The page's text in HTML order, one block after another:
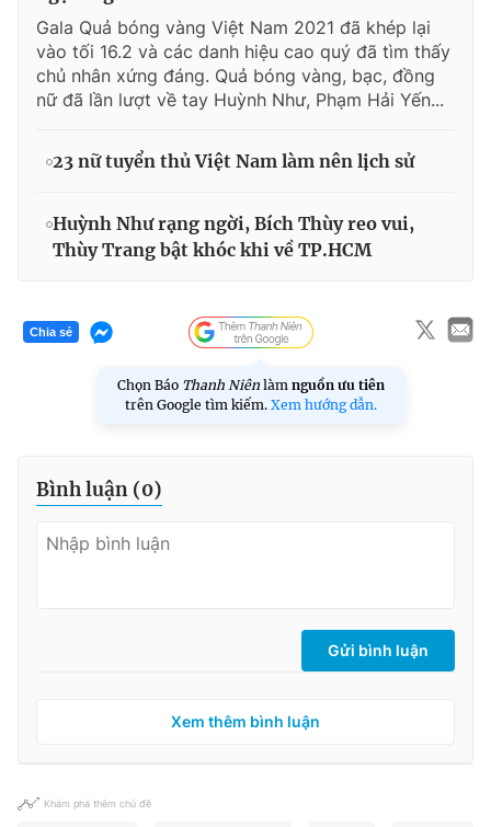
Gala Quả bóng vàng Việt Nam 2021 đã khép lại
vào tối 16.2 và các danh hiệu cao quý đã tìm thấy
chủ nhân xứng đáng. Quả bóng vàng, bạc, đồng
nữ đã lần lượt về tay Huỳnh Như, Phạm Hải Yến...
23 nữ tuyển thủ Việt Nam làm nên lịch sử
Huỳnh Như rạng ngời, Bích Thùy reo vui,
Thùy Trang bật khóc khi về TP.HCM
Chia sẻ
Chọn Báo Thanh Niên làm nguồn ưu tiên
trên Google tìm kiếm. Xem hướng dẫn.
Bình luận (0)
Gửi bình luận
Xem thêm bình luận
Khám phá thêm chủ đề